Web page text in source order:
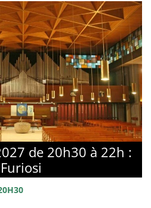
de 20h30 à 22h :